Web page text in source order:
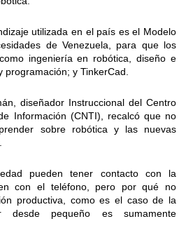
utilizada en el país es el Modelo
de Venezuela, para que los
ingeniería en robótica, diseño e
programación; y TinkerCad.
diseñador Instruccional del Centro
Información (CNTI), recalcó que no
sobre robótica y las nuevas
pueden tener contacto con la
con el teléfono, pero por qué no
productiva, como es el caso de la
desde pequeño es sumamente